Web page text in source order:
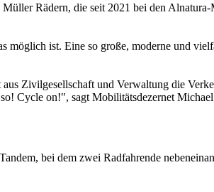
Rädern, die seit 2021 bei den Alnatura-
möglich ist. Eine so große, moderne und
Zivilgesellschaft und Verwaltung die
Cycle on!", sagt Mobilitätsdezernet
bei dem zwei Radfahrende